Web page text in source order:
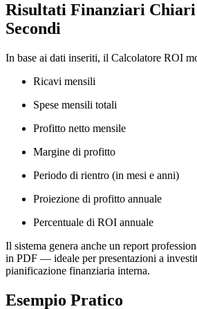
Risultati Finanziari
Secondi
In base ai dati inseriti, il Calcolatore ROI
Ricavi mensili
Spese mensili totali
Profitto netto mensile
Margine di profitto
Periodo di rientro (in mesi e anni)
Proiezione di profitto annuale
Percentuale di ROI annuale
Il sistema genera anche un report
in PDF — ideale per presentazioni a
pianificazione finanziaria interna.
Esempio Pratico